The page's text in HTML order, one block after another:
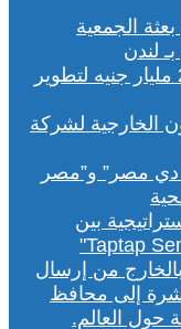
ڤودافون مصر تعلن ضخ 20 مليار جنيه لتطوير
دي مصر” و”مصر